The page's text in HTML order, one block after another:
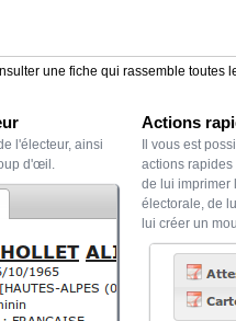
une fiche qui rassemble toutes
l'électeur, ainsi
d'œil.
Actions
Il vous est
actions
de lui imprimer
électorale, de
lui créer un